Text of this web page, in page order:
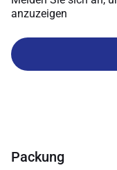
anzuzeigen
Packung